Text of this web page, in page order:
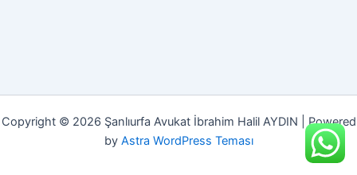
Copyright © 2026 Şanlıurfa Avukat İbrahim Halil AYDIN | Powered
by Astra WordPress Teması